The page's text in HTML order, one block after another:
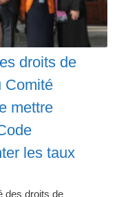
droits de
Comité
mettre
les taux
des droits de